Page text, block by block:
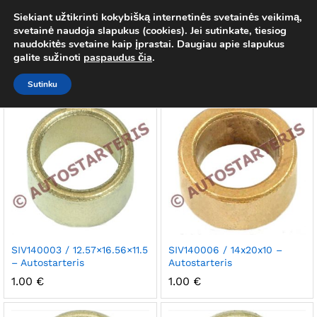
Įvorė
0
SIV140003 / 12.57×16.56×11.5
– Autostarteris
1.00 €
SIV140006 / 14x20x10 –
Autostarteris
1.00 €
Siekiant užtikrinti kokybišką internetinės svetainės veikimą,
svetainė naudoja slapukus (cookies). Jei sutinkate, tiesiog
naudokitės svetaine kaip įprastai. Daugiau apie slapukus
galite sužinoti paspaudus čia.
Sutinku